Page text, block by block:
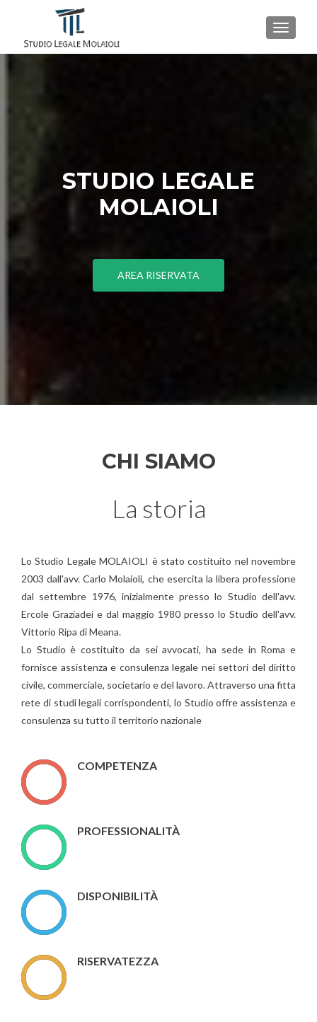
MENU
STUDIO LEGALE
MOLAIOLI
AREA RISERVATA
CHI SIAMO
La storia
Lo Studio Legale MOLAIOLI è stato costituito nel novembre
2003 dall'avv. Carlo Molaioli, che esercita la libera professione
dal settembre 1976, inizialmente presso lo Studio dell'avv.
Ercole Graziadei e dal maggio 1980 presso lo Studio dell'avv.
Vittorio Ripa di Meana.
Lo Studio è costituito da sei avvocati, ha sede in Roma e
fornisce assistenza e consulenza legale nei settori del diritto
civile, commerciale, societario e del lavoro. Attraverso una fitta
rete di studi legali corrispondenti, lo Studio offre assistenza e
consulenza su tutto il territorio nazionale
COMPETENZA
PROFESSIONALITÀ
DISPONIBILITÀ
RISERVATEZZA